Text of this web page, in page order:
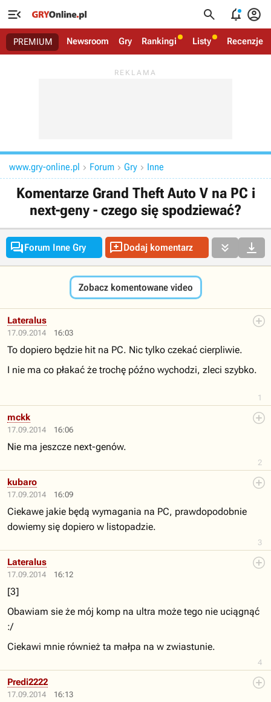
   
PREMIUM Newsroom Gry Rankingi Listy Recenzje
www.gry-online.pl  Forum  Gry  Inne
Komentarze Grand Theft Auto V na PC i
next-geny - czego się spodziewać?
Forum Inne Gry Dodaj komentarz  
Zobacz komentowane video
17.09.2014 16:03
1
Lateralus
To dopiero będzie hit na PC. Nic tylko czekać cierpliwie.
I nie ma co płakać że trochę późno wychodzi, zleci szybko.
17.09.2014 16:06
2
mckk
Nie ma jeszcze next-genów.
17.09.2014 16:09
3
kubaro
Ciekawe jakie będą wymagania na PC, prawdopodobnie
dowiemy się dopiero w listopadzie.
17.09.2014 16:12
4
Lateralus
[3]
Obawiam sie że mój komp na ultra może tego nie uciągnąć
:/
Ciekawi mnie również ta małpa na w zwiastunie.
17.09.2014 16:13
Predi2222